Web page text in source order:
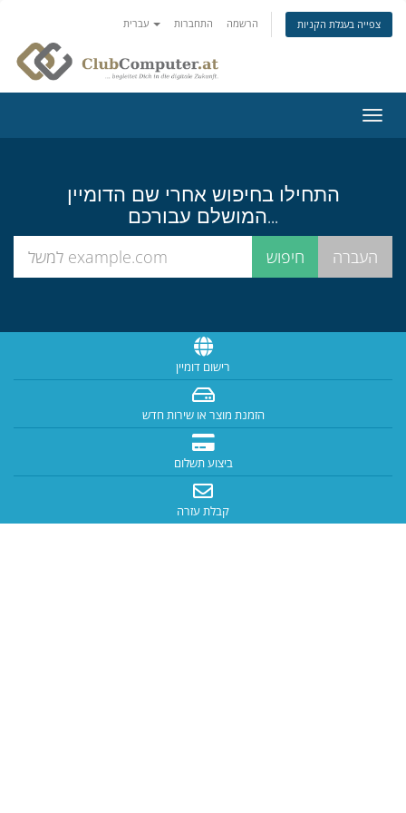
התחברות הרשמה צפייה בעגלת הקניות
ניווט
התחילו בחיפוש אחרי שם הדומיין
המושלם עבורכם...
רישום דומיין
הזמנת מוצר או שירות חדש
ביצוע תשלום
קבלת עזרה